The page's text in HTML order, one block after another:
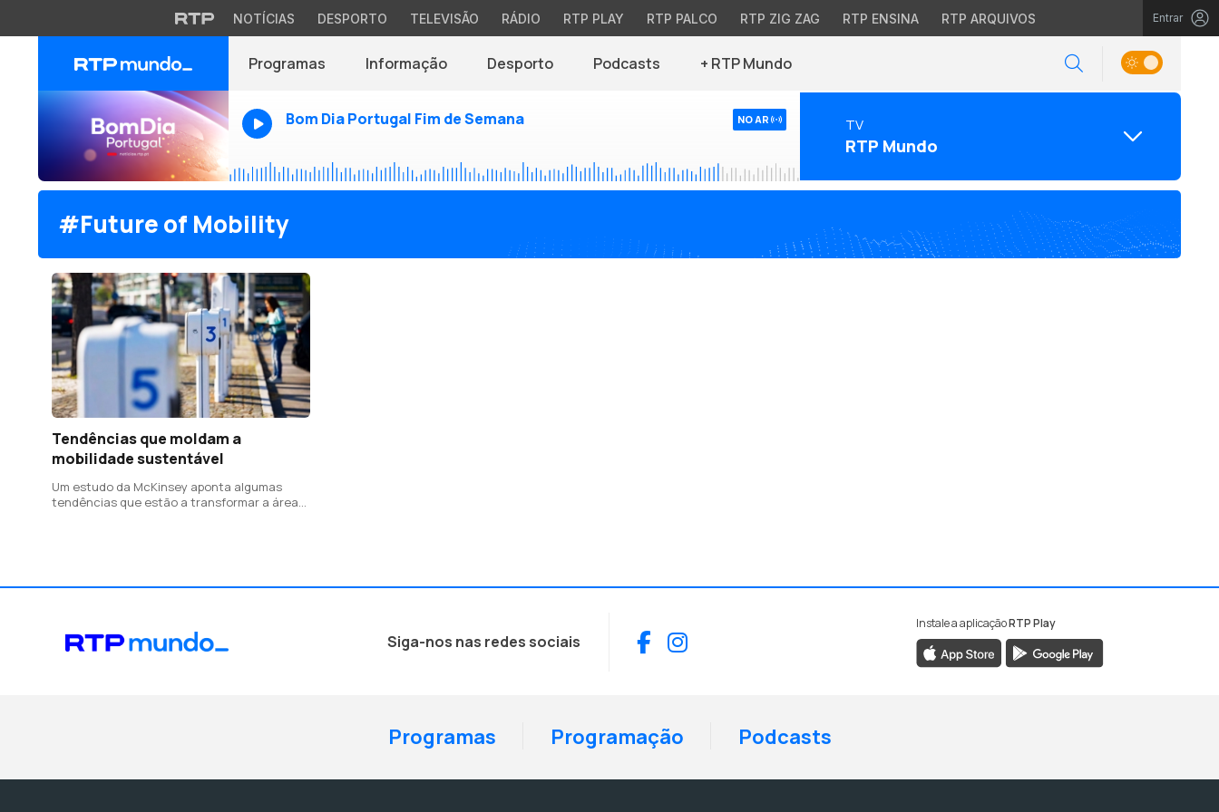
NOTÍCIAS DESPORTO TELEVISÃO RÁDIO RTP PLAY RTP PALCO RTP ZIG ZAG RTP ENSINA RTP ARQUIVOS Entrar
Programas Informação Desporto Podcasts + RTP Mundo
Bom Dia Portugal Fim de Semana NO AR TV
RTP Mundo
#Future of Mobility
Tendências que moldam a
mobilidade sustentável
Um estudo da McKinsey aponta algumas
tendências que estão a transformar a área
Siga-nos nas redes sociais Facebook
Instagram
Instale a aplicaçãoRTP Play
Programas Programação Podcasts